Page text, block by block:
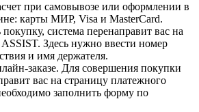
при самовывозе или оформлении в
карты МИР, Visa и MasterCard.
система перенаправит вас на
Здесь нужно ввести номер
и имя держателя.
заказе. Для совершения покупки
вас на страницу платежного
заполнить форму по